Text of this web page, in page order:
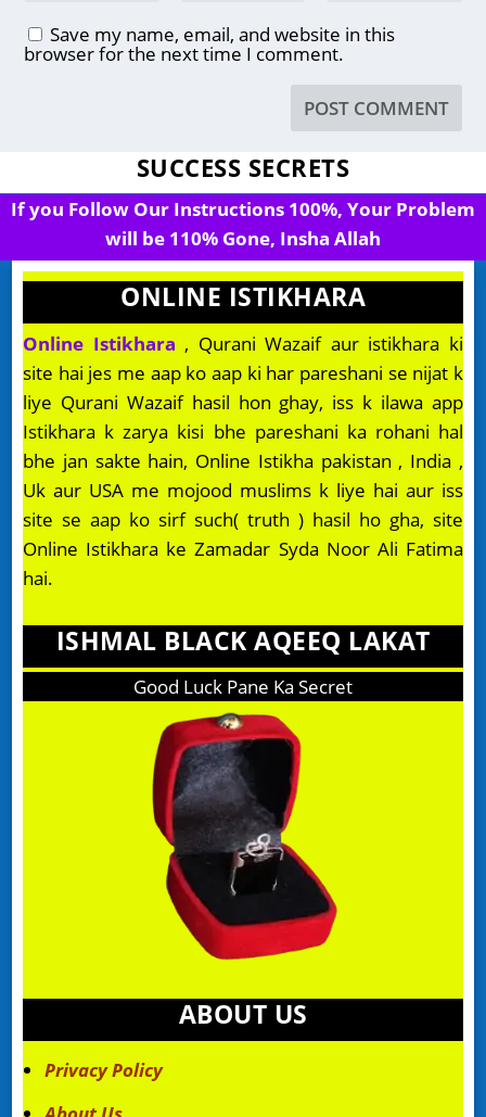
Save my name, email, and website in this
browser for the next time I comment.
SUCCESS SECRETS
If you Follow Our Instructions 100%, Your Problem
will be 110% Gone, Insha Allah
ONLINE ISTIKHARA
Online Istikhara , Qurani Wazaif aur istikhara ki
site hai jes me aap ko aap ki har pareshani se nijat k
liye Qurani Wazaif hasil hon ghay, iss k ilawa app
Istikhara k zarya kisi bhe pareshani ka rohani hal
bhe jan sakte hain, Online Istikha pakistan , India ,
Uk aur USA me mojood muslims k liye hai aur iss
site se aap ko sirf such( truth ) hasil ho gha, site
Online Istikhara ke Zamadar Syda Noor Ali Fatima
hai.
ISHMAL BLACK AQEEQ LAKAT
Good Luck Pane Ka Secret
ABOUT US
Privacy Policy